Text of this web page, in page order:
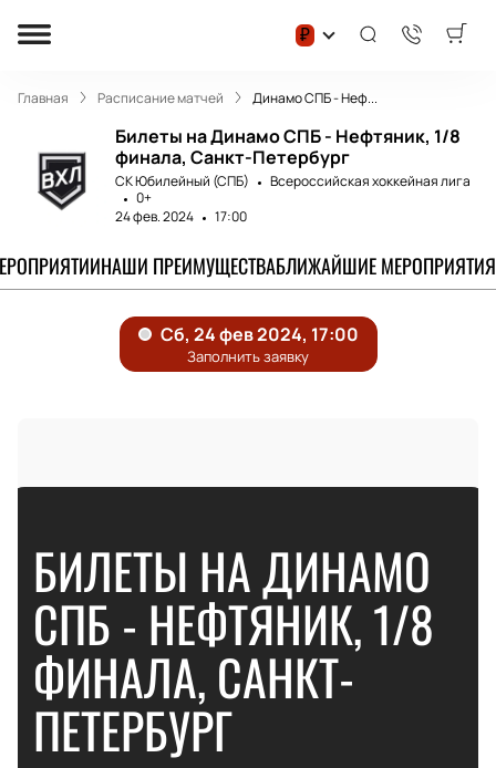
₽
Главная Расписание матчей Динамо СПБ - Неф...
Билеты на Динамо СПБ - Нефтяник, 1/8
финала, Санкт-Петербург
СК Юбилейный (СПБ)
Всероссийская хоккейная лига
0+
24 фев. 2024
17:00
НАШИ ПРЕИМУЩЕСТВАБЛИЖАЙШИЕ МЕРОПРИЯТИЯ
БИЛЕТЫ НА ДИНАМО
СПБ - НЕФТЯНИК, 1/8
ФИНАЛА, САНКТ-
ПЕТЕРБУРГ